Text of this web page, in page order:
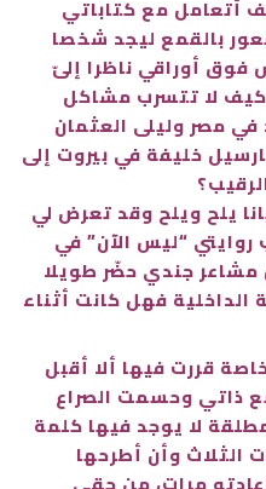
أتعامل مع كتاباتي
بالقمع ليجد شخصا
أوراقي ناظرا إلىّ
كيف لا تتسرب مشاكل
مصر وليلى العثمان
خليفة في بيروت إلى
يلح ويلح وقد تعرض لي
“ليس الآن” في
جندي حضّر طويلا
الداخلية فهل كانت أثناء
في لحظة خاصة قررت فيها ألا أقبل
ذاتي وحسمت الصراع
لا يوجد فيها كلمة
الثلاث وأن أطرحها